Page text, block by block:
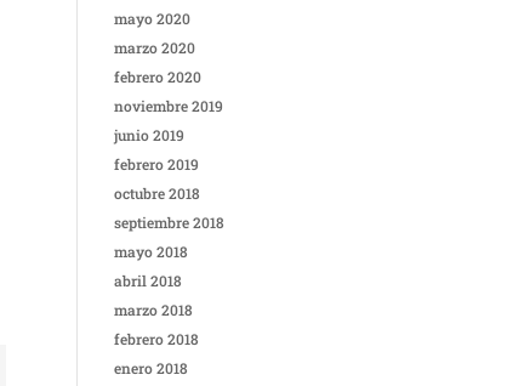
mayo 2020
marzo 2020
febrero 2020
noviembre 2019
junio 2019
febrero 2019
octubre 2018
septiembre 2018
mayo 2018
abril 2018
marzo 2018
febrero 2018
enero 2018